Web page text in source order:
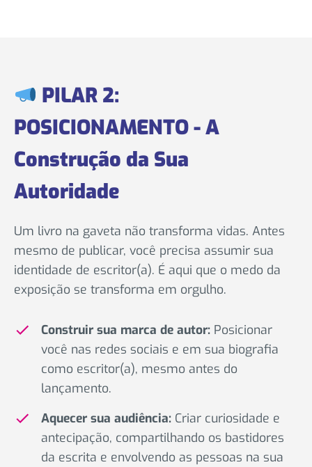
PILAR 2:
POSICIONAMENTO - A
Construção da Sua
Autoridade
Um livro na gaveta não transforma vidas. Antes
mesmo de publicar, você precisa assumir sua
identidade de escritor(a). É aqui que o medo da
exposição se transforma em orgulho.
Construir sua marca de autor: Posicionar
você nas redes sociais e em sua biografia
como escritor(a), mesmo antes do
lançamento.
Aquecer sua audiência: Criar curiosidade e
antecipação, compartilhando os bastidores
da escrita e envolvendo as pessoas na sua